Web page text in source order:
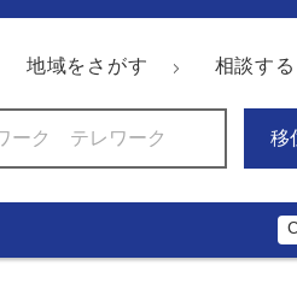
地域をさがす 相談する
移